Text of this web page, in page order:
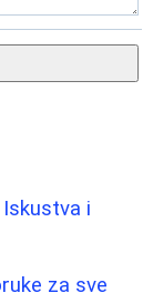
i
za sve